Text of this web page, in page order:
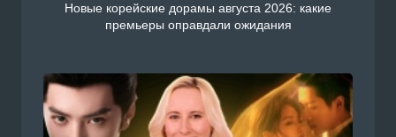
Новые корейские дорамы августа 2026: какие
премьеры оправдали ожидания